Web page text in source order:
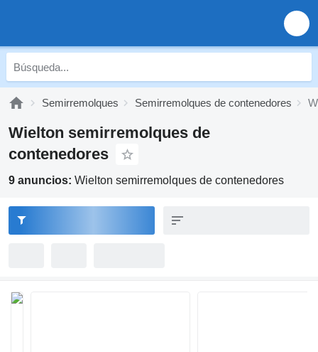
Semirremolques Semirremolques de contenedores
Wielton semirremolques de
contenedores
9 anuncios: Wielton semirremolques de contenedores